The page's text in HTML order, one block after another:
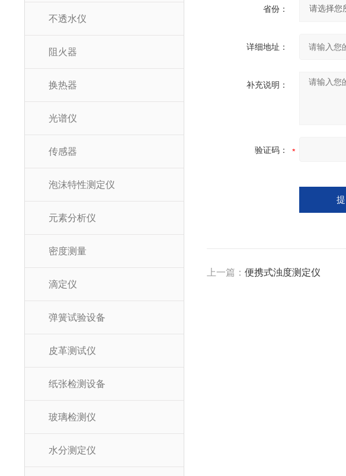
省份：
详细地址：
补充说明：
验证码：
上一篇：便携式浊度测定仪
不透水仪
阻火器
换热器
光谱仪
传感器
泡沫特性测定仪
元素分析仪
密度测量
滴定仪
弹簧试验设备
皮革测试仪
纸张检测设备
玻璃检测仪
水分测定仪